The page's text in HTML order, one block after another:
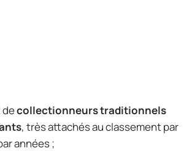
decollectionneurs traditionnels
, très attachés au classement par
années ;